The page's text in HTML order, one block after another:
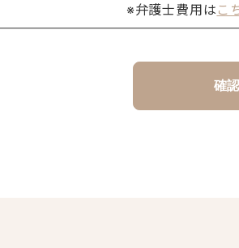
等の不具合等に対応するため、お問
その業務受託者に提供するほかは、
※弁護士費用は こ
確